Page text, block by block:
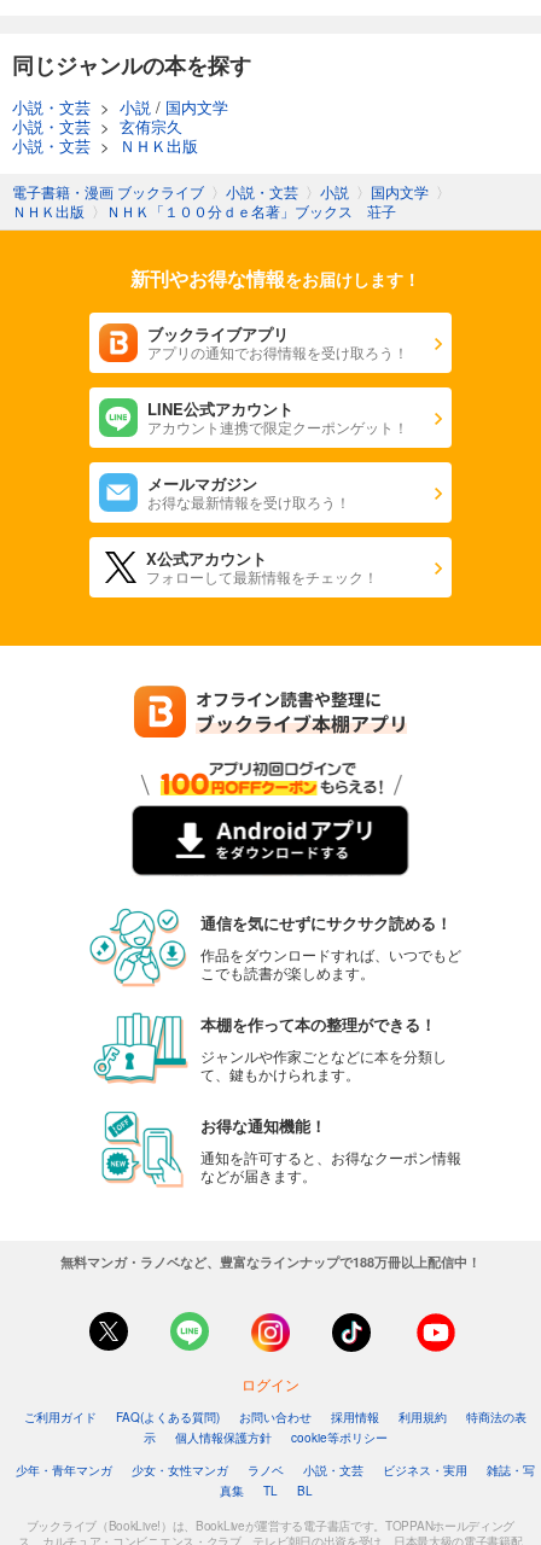
同じジャンルの本を探す
小説・文芸 > 小説 / 国内文学
小説・文芸 > 玄侑宗久
小説・文芸 > ＮＨＫ出版
電子書籍・漫画 ブックライブ 〉 小説・文芸 〉 小説 〉 国内文学 〉
ＮＨＫ出版 〉 ＮＨＫ「１００分ｄｅ名著」ブックス 荘子
新刊やお得な情報をお届けします！
ブックライブアプリ
アプリの通知でお得情報を受け取ろう！
LINE公式アカウント
アカウント連携で限定クーポンゲット！
メールマガジン
お得な最新情報を受け取ろう！
X公式アカウント
フォローして最新情報をチェック！
通信を気にせずにサクサク読める！
作品をダウンロードすれば、いつでもど
こでも読書が楽しめます。
本棚を作って本の整理ができる！
ジャンルや作家ごとなどに本を分類し
て、鍵もかけられます。
お得な通知機能！
通知を許可すると、お得なクーポン情報
などが届きます。
無料マンガ・ラノベなど、豊富なラインナップで188万冊以上配信中！
ログイン
ご利用ガイド FAQ(よくある質問) お問い合わせ 採用情報 利用規約
特商法の表
示
個人情報保護方針
cookie等ポリシー
少年・青年マンガ
少女・女性マンガ ラノベ 小説・文芸 ビジネス・実用
雑誌・写
真集
TL BL
ブックライブ（BookLive!）は、BookLiveが運営する電子書店です。TOPPANホールディング
ス、カルチュア・コンビニエンス・クラブ、テレビ朝日の出資を受け、日本最大級の電子書籍配